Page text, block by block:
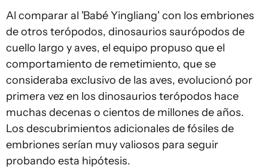
Al comparar al 'Babé Yingliang' con los embriones
de otros terópodos, dinosaurios saurópodos de
cuello largo y aves, el equipo propuso que el
comportamiento de remetimiento, que se
consideraba exclusivo de las aves, evolucionó por
primera vez en los dinosaurios terópodos hace
muchas decenas o cientos de millones de años.
Los descubrimientos adicionales de fósiles de
embriones serían muy valiosos para seguir
probando esta hipótesis.